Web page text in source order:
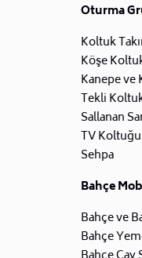
Oturma
Koltuk
Köşe
Kanepe ve
Tekli
Sallanan
TV Koltuğu
Sehpa
Bahçe
Bahçe ve
Bahçe